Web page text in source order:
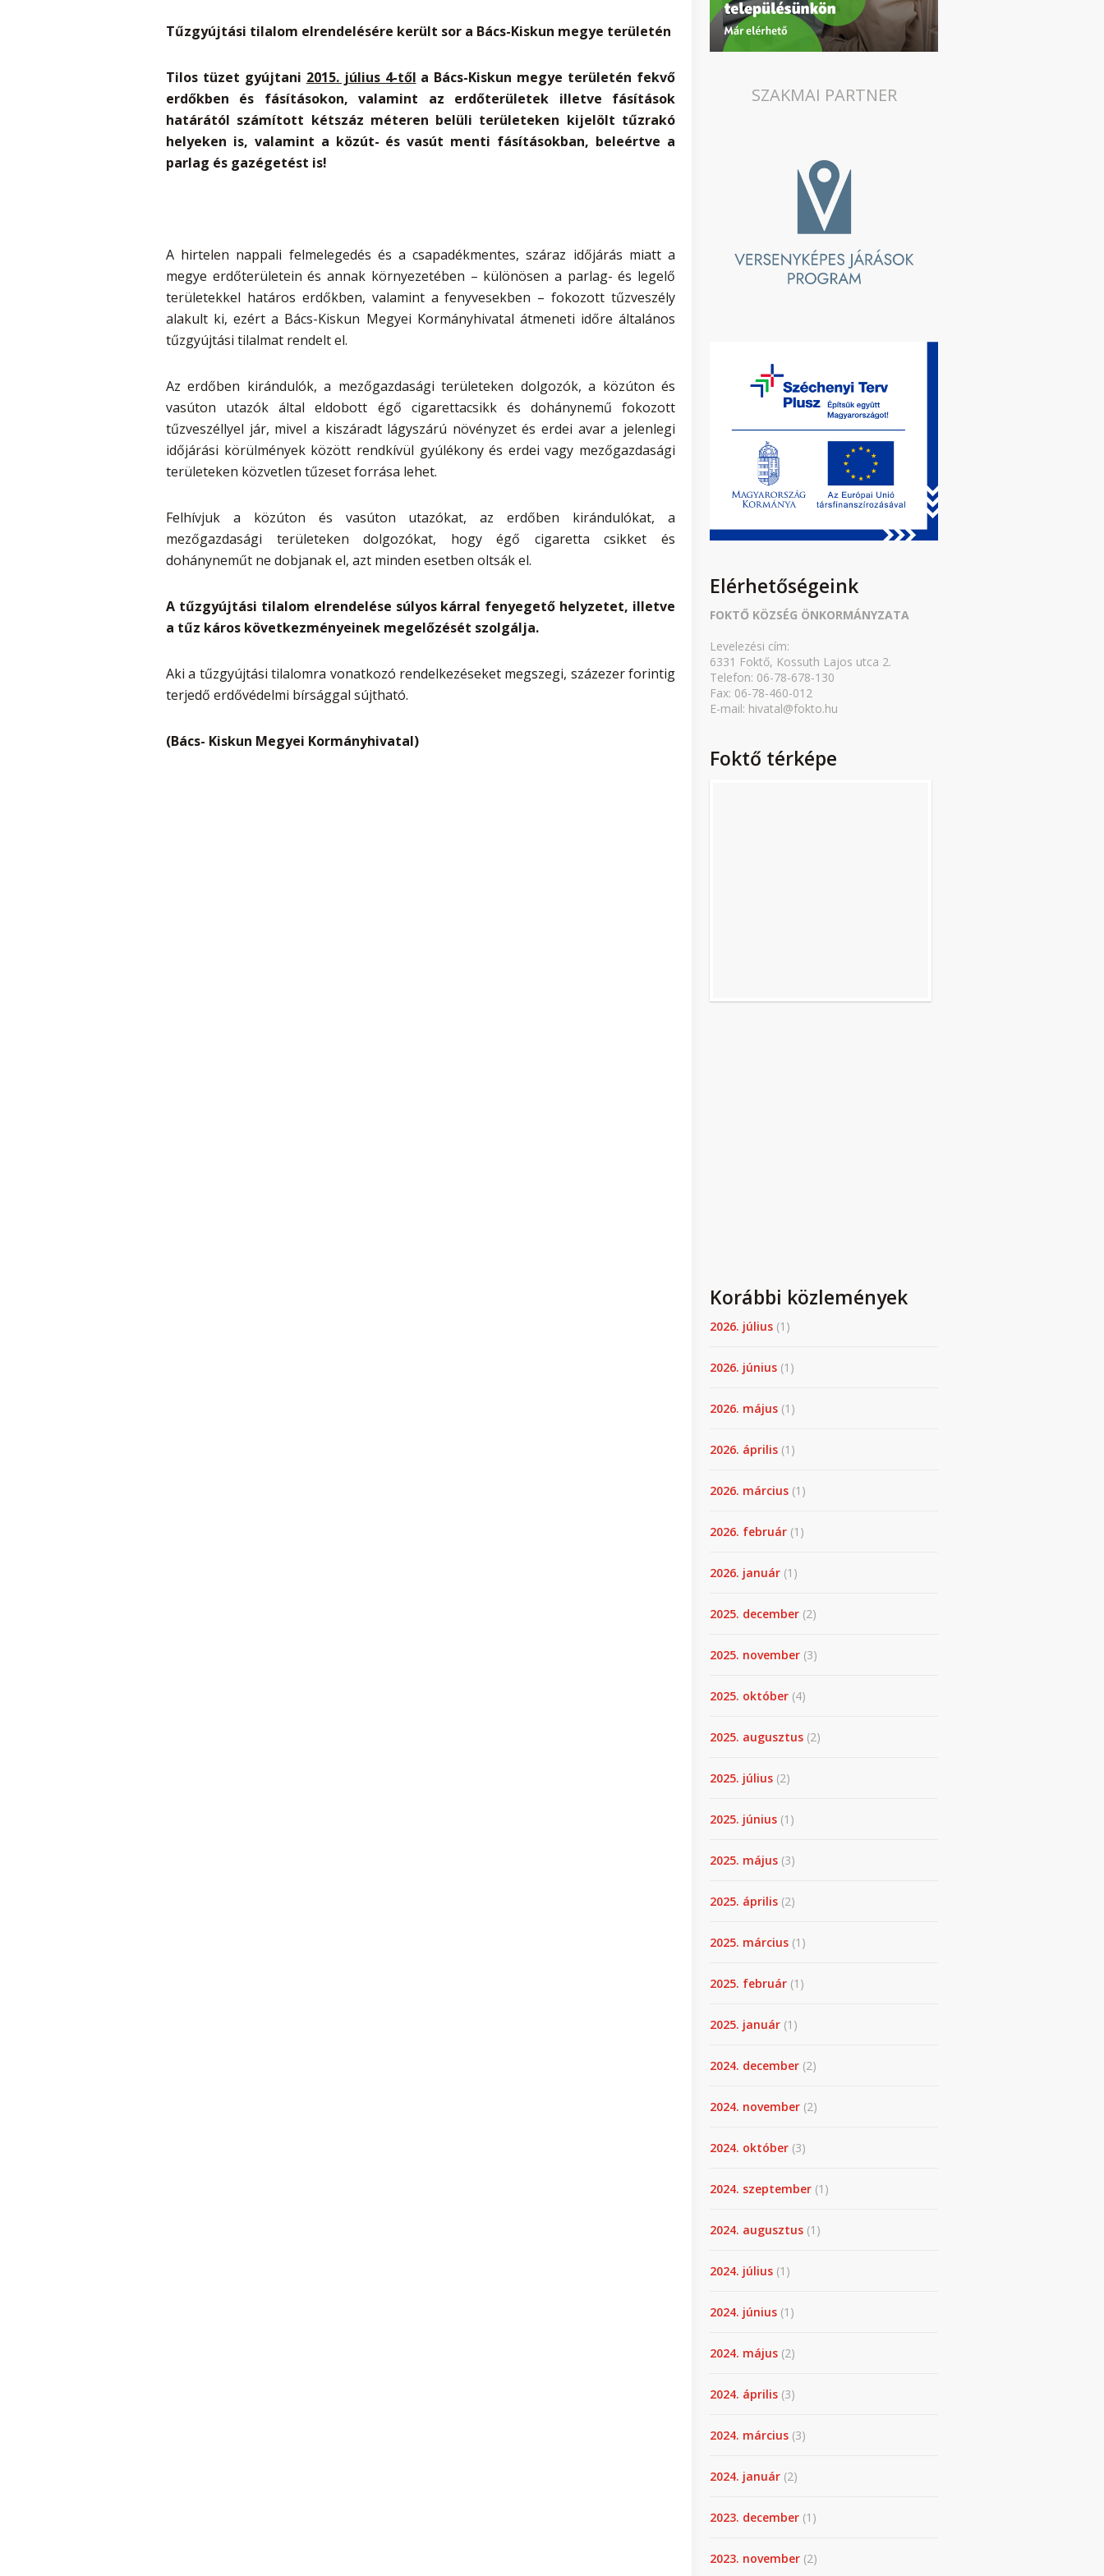
Tűzgyújtási tilalom elrendelésére került sor a Bács-Kiskun megye területén
Tilos tüzet gyújtani 2015. július 4-től a Bács-Kiskun megye területén fekvő
erdőkben és fásításokon, valamint az erdőterületek illetve fásítások
határától számított kétszáz méteren belüli területeken kijelölt tűzrakó
helyeken is, valamint a közút- és vasút menti fásításokban, beleértve a
parlag és gazégetést is!
A hirtelen nappali felmelegedés és a csapadékmentes, száraz időjárás miatt a
megye erdőterületein és annak környezetében – különösen a parlag- és legelő
területekkel határos erdőkben, valamint a fenyvesekben – fokozott tűzveszély
alakult ki, ezért a Bács-Kiskun Megyei Kormányhivatal átmeneti időre általános
tűzgyújtási tilalmat rendelt el.
Az erdőben kirándulók, a mezőgazdasági területeken dolgozók, a közúton és
vasúton utazók által eldobott égő cigarettacsikk és dohánynemű fokozott
tűzveszéllyel jár, mivel a kiszáradt lágyszárú növényzet és erdei avar a jelenlegi
időjárási körülmények között rendkívül gyúlékony és erdei vagy mezőgazdasági
területeken közvetlen tűzeset forrása lehet.
Felhívjuk a közúton és vasúton utazókat, az erdőben kirándulókat, a
mezőgazdasági területeken dolgozókat, hogy égő cigaretta csikket és
dohányneműt ne dobjanak el, azt minden esetben oltsák el.
A tűzgyújtási tilalom elrendelése súlyos kárral fenyegető helyzetet, illetve
a tűz káros következményeinek megelőzését szolgálja.
Aki a tűzgyújtási tilalomra vonatkozó rendelkezéseket megszegi, százezer forintig
terjedő erdővédelmi bírsággal sújtható.
(Bács- Kiskun Megyei Kormányhivatal)
SZAKMAI PARTNER
Elérhetőségeink
FOKTŐ KÖZSÉG ÖNKORMÁNYZATA
Levelezési cím:
6331 Foktő, Kossuth Lajos utca 2.
Telefon: 06-78-678-130
Fax: 06-78-460-012
E-mail: hivatal@fokto.hu
Foktő térképe
Korábbi közlemények
2026. július (1)
2026. június (1)
2026. május (1)
2026. április (1)
2026. március (1)
2026. február (1)
2026. január (1)
2025. december (2)
2025. november (3)
2025. október (4)
2025. augusztus (2)
2025. július (2)
2025. június (1)
2025. május (3)
2025. április (2)
2025. március (1)
2025. február (1)
2025. január (1)
2024. december (2)
2024. november (2)
2024. október (3)
2024. szeptember (1)
2024. augusztus (1)
2024. július (1)
2024. június (1)
2024. május (2)
2024. április (3)
2024. március (3)
2024. január (2)
2023. december (1)
2023. november (2)